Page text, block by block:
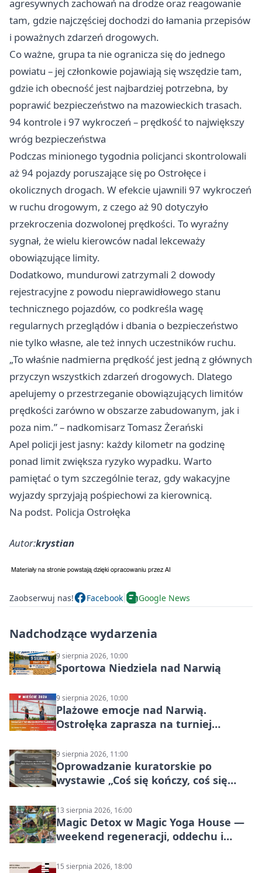
agresywnych zachowań na drodze oraz reagowanie
tam, gdzie najczęściej dochodzi do łamania przepisów
i poważnych zdarzeń drogowych.
Co ważne, grupa ta nie ogranicza się do jednego
powiatu – jej członkowie pojawiają się wszędzie tam,
gdzie ich obecność jest najbardziej potrzebna, by
poprawić bezpieczeństwo na mazowieckich trasach.
94 kontrole i 97 wykroczeń – prędkość to największy
wróg bezpieczeństwa
Podczas minionego tygodnia policjanci skontrolowali
aż 94 pojazdy poruszające się po Ostrołęce i
okolicznych drogach. W efekcie ujawnili 97 wykroczeń
w ruchu drogowym, z czego aż 90 dotyczyło
przekroczenia dozwolonej prędkości. To wyraźny
sygnał, że wielu kierowców nadal lekceważy
obowiązujące limity.
Dodatkowo, mundurowi zatrzymali 2 dowody
rejestracyjne z powodu nieprawidłowego stanu
technicznego pojazdów, co podkreśla wagę
regularnych przeglądów i dbania o bezpieczeństwo
nie tylko własne, ale też innych uczestników ruchu.
„To właśnie nadmierna prędkość jest jedną z głównych
przyczyn wszystkich zdarzeń drogowych. Dlatego
apelujemy o przestrzeganie obowiązujących limitów
prędkości zarówno w obszarze zabudowanym, jak i
poza nim.” – nadkomisarz Tomasz Żerański
Apel policji jest jasny: każdy kilometr na godzinę
ponad limit zwiększa ryzyko wypadku. Warto
pamiętać o tym szczególnie teraz, gdy wakacyjne
wyjazdy sprzyjają pośpiechowi za kierownicą.
Na podst. Policja Ostrołęka
Autor:krystian
Zaobserwuj nas! Facebook Google News
Nadchodzące wydarzenia
9 sierpnia 2026, 10:00
Sportowa Niedziela nad Narwią
9 sierpnia 2026, 10:00
Plażowe emocje nad Narwią.
Ostrołęka zaprasza na turniej
9 sierpnia 2026, 11:00
Oprowadzanie kuratorskie po
wystawie „Coś się kończy, coś się
Mazowsza do Korony”
13 sierpnia 2026, 16:00
Magic Detox w Magic Yoga House —
weekend regeneracji, oddechu i
15 sierpnia 2026, 18:00